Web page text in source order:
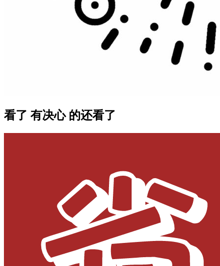
看了 有决心 的还看了